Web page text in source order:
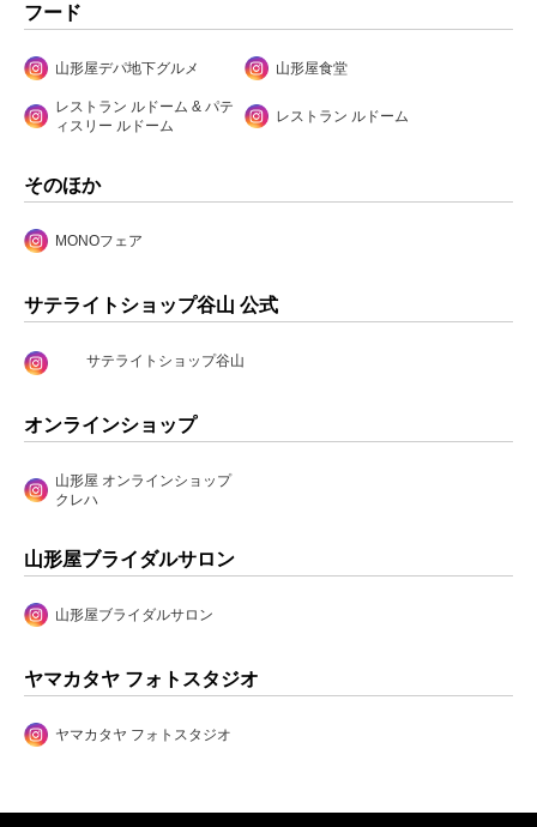
フード
山形屋デパ地下グルメ 山形屋食堂
レストラン ルドーム & パテ
ィスリー ルドーム
レストラン ルドーム
そのほか
MONOフェア
サテライトショップ谷山 公式
サテライトショップ谷山
オンラインショップ
山形屋 オンラインショップ
クレハ
山形屋ブライダルサロン
山形屋ブライダルサロン
ヤマカタヤ フォトスタジオ
ヤマカタヤ フォトスタジオ